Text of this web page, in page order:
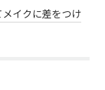
イクに差をつけ